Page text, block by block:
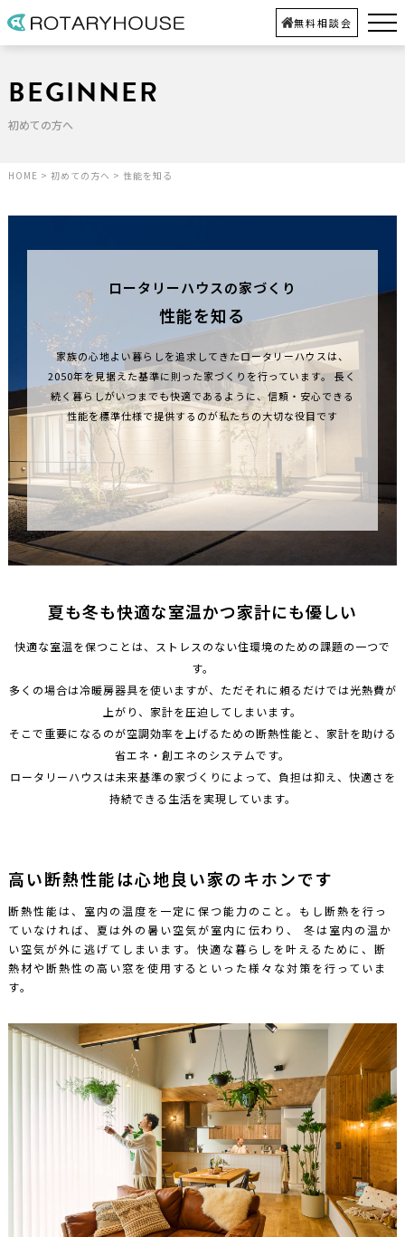
無料相談会
BEGINNER
初めての方へ
HOME > 初めての方へ > 性能を知る
ロータリーハウスの家づくり
性能を知る
家族の心地よい暮らしを追求してきたロータリーハウスは、
2050年を見据えた基準に則った家づくりを行っています。長く
続く暮らしがいつまでも快適であるように、信頼・安心できる
性能を標準仕様で提供するのが私たちの大切な役目です
夏も冬も快適な室温かつ家計にも優しい
快適な室温を保つことは、ストレスのない住環境のための課題の一つで
す。
多くの場合は冷暖房器具を使いますが、ただそれに頼るだけでは光熱費が
上がり、家計を圧迫してしまいます。
そこで重要になるのが空調効率を上げるための断熱性能と、家計を助ける
省エネ・創エネのシステムです。
ロータリーハウスは未来基準の家づくりによって、負担は抑え、快適さを
持続できる生活を実現しています。
高い断熱性能は心地良い家のキホンです
断熱性能は、室内の温度を一定に保つ能力のこと。もし断熱を行っ
ていなければ、夏は外の暑い空気が室内に伝わり、
冬は室内の温か
い空気が外に逃げてしまいます。快適な暮らしを叶えるために、断
熱材や断熱性の高い窓を使用するといった様々な対策を行っていま
す。